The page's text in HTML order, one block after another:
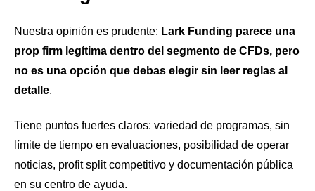
Nuestra opinión es prudente: Lark Funding parece una
prop firm legítima dentro del segmento de CFDs, pero
no es una opción que debas elegir sin leer reglas al
detalle.
Tiene puntos fuertes claros: variedad de programas, sin
límite de tiempo en evaluaciones, posibilidad de operar
noticias, profit split competitivo y documentación pública
en su centro de ayuda.